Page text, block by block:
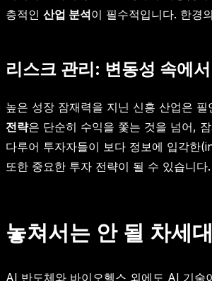
층적인 산업 분석이 필수적입니다. 한경
리스크 관리: 변동성 속에
높은 성장 잠재력을 지닌 신흥 산업은
전략은 단순히 수익을 쫓는 것을 넘어,
다루어 투자자들이 보다 정보에 입각한
또한 중요한 투자 전략이 될 수 있습니다.
놓쳐서는 안 될 차세
AI 반도체와 바이오헬스 외에도 AI 기술